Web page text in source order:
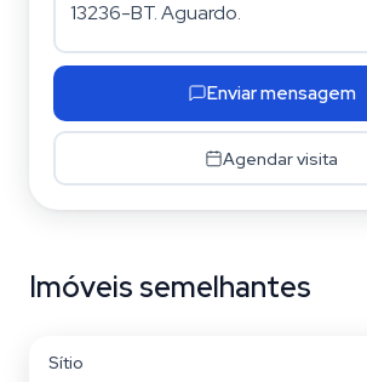
Enviar mensagem
Agendar visita
Imóveis semelhantes
Águas Claras
Sítio